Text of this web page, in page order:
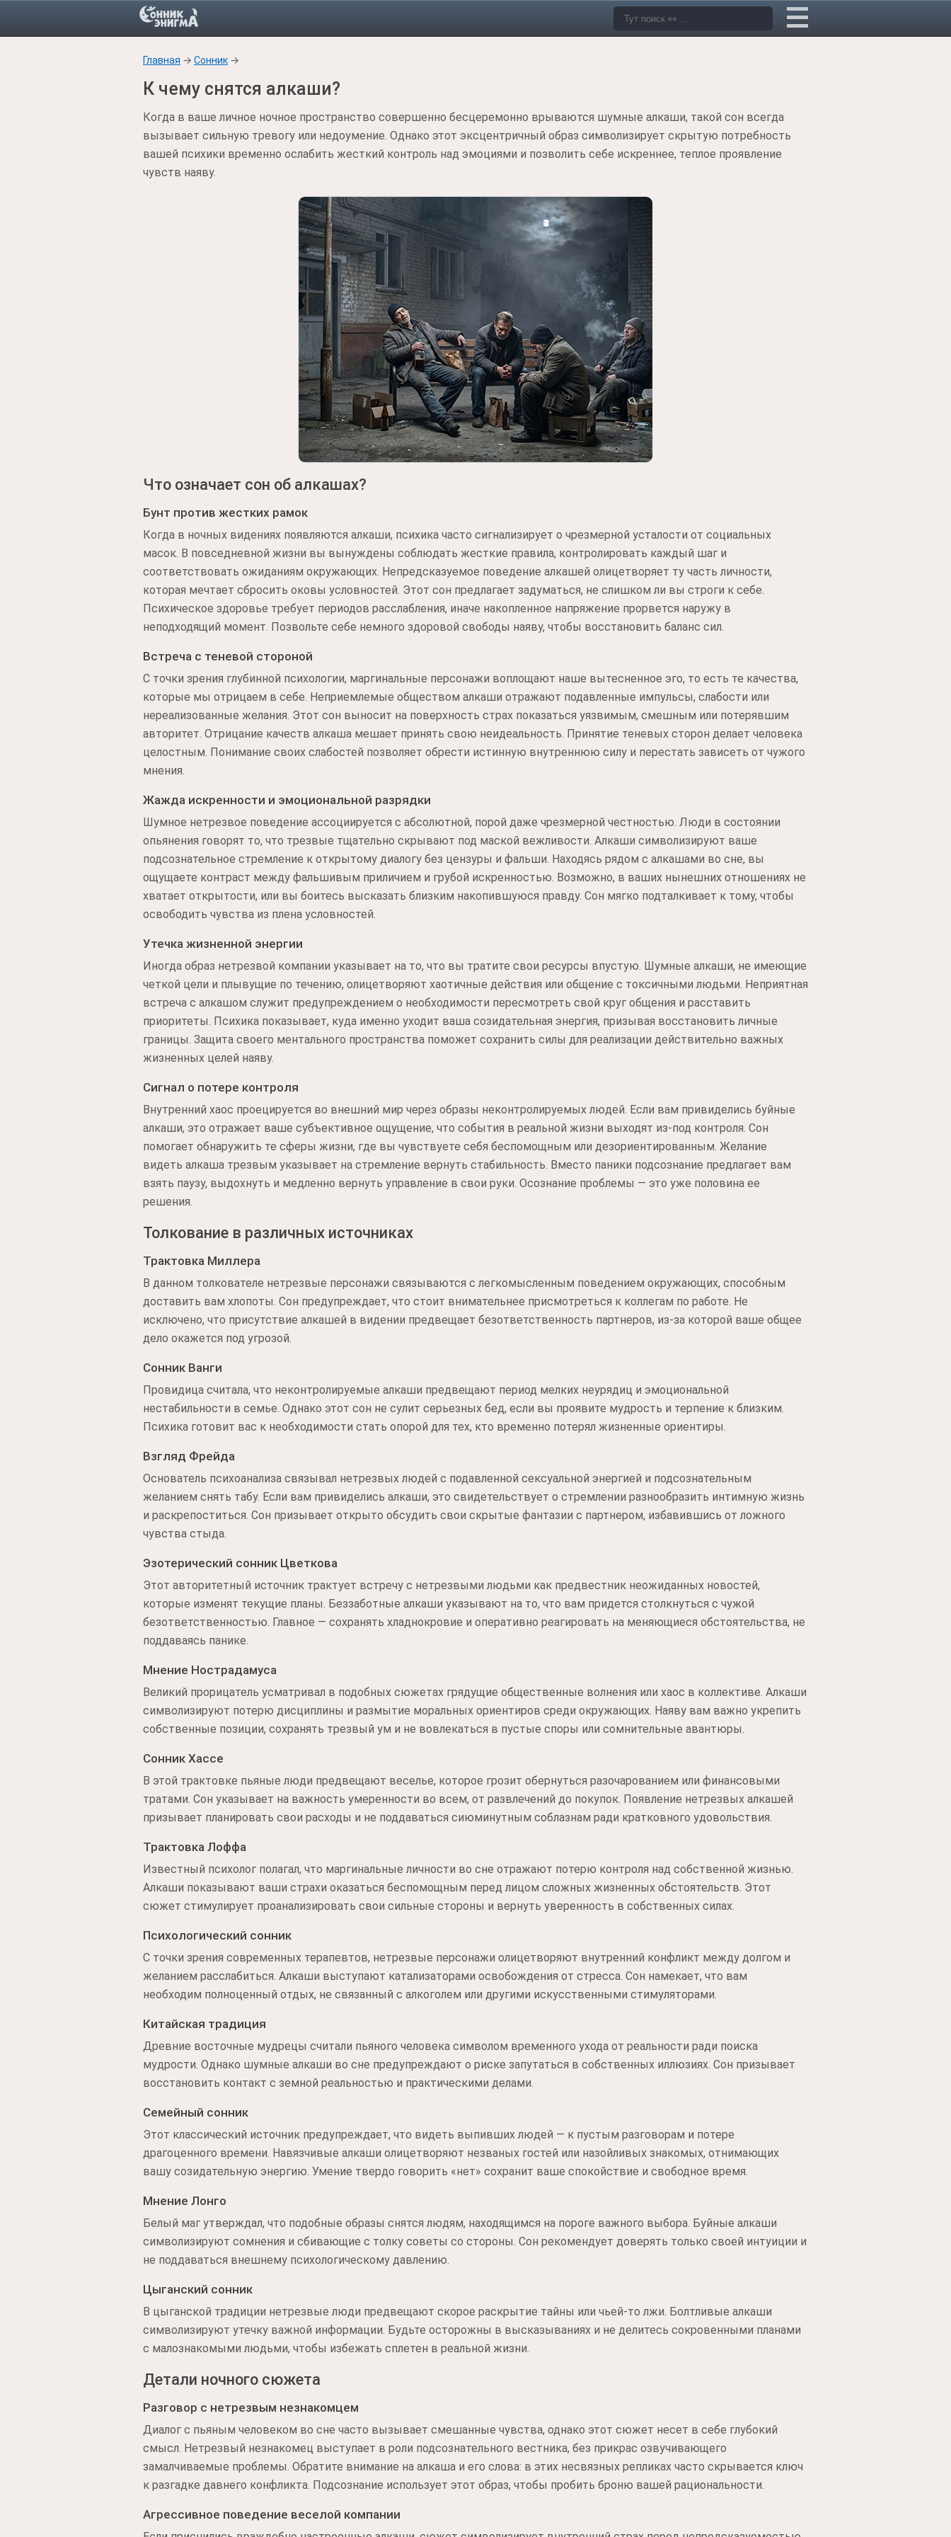
Главная → Сонник →
К чему снятся алкаши?
Когда в ваше личное ночное пространство совершенно бесцеремонно врываются шумные алкаши, такой сон всегда
вызывает сильную тревогу или недоумение. Однако этот эксцентричный образ символизирует скрытую потребность
вашей психики временно ослабить жесткий контроль над эмоциями и позволить себе искреннее, теплое проявление
чувств наяву.
Что означает сон об алкашах?
Бунт против жестких рамок
Когда в ночных видениях появляются алкаши, психика часто сигнализирует о чрезмерной усталости от социальных
масок. В повседневной жизни вы вынуждены соблюдать жесткие правила, контролировать каждый шаг и
соответствовать ожиданиям окружающих. Непредсказуемое поведение алкашей олицетворяет ту часть личности,
которая мечтает сбросить оковы условностей. Этот сон предлагает задуматься, не слишком ли вы строги к себе.
Психическое здоровье требует периодов расслабления, иначе накопленное напряжение прорвется наружу в
неподходящий момент. Позвольте себе немного здоровой свободы наяву, чтобы восстановить баланс сил.
Встреча с теневой стороной
С точки зрения глубинной психологии, маргинальные персонажи воплощают наше вытесненное эго, то есть те качества,
которые мы отрицаем в себе. Неприемлемые обществом алкаши отражают подавленные импульсы, слабости или
нереализованные желания. Этот сон выносит на поверхность страх показаться уязвимым, смешным или потерявшим
авторитет. Отрицание качеств алкаша мешает принять свою неидеальность. Принятие теневых сторон делает человека
целостным. Понимание своих слабостей позволяет обрести истинную внутреннюю силу и перестать зависеть от чужого
мнения.
Жажда искренности и эмоциональной разрядки
Шумное нетрезвое поведение ассоциируется с абсолютной, порой даже чрезмерной честностью. Люди в состоянии
опьянения говорят то, что трезвые тщательно скрывают под маской вежливости. Алкаши символизируют ваше
подсознательное стремление к открытому диалогу без цензуры и фальши. Находясь рядом с алкашами во сне, вы
ощущаете контраст между фальшивым приличием и грубой искренностью. Возможно, в ваших нынешних отношениях не
хватает открытости, или вы боитесь высказать близким накопившуюся правду. Сон мягко подталкивает к тому, чтобы
освободить чувства из плена условностей.
Утечка жизненной энергии
Иногда образ нетрезвой компании указывает на то, что вы тратите свои ресурсы впустую. Шумные алкаши, не имеющие
четкой цели и плывущие по течению, олицетворяют хаотичные действия или общение с токсичными людьми. Неприятная
встреча с алкашом служит предупреждением о необходимости пересмотреть свой круг общения и расставить
приоритеты. Психика показывает, куда именно уходит ваша созидательная энергия, призывая восстановить личные
границы. Защита своего ментального пространства поможет сохранить силы для реализации действительно важных
жизненных целей наяву.
Сигнал о потере контроля
Внутренний хаос проецируется во внешний мир через образы неконтролируемых людей. Если вам привиделись буйные
алкаши, это отражает ваше субъективное ощущение, что события в реальной жизни выходят из-под контроля. Сон
помогает обнаружить те сферы жизни, где вы чувствуете себя беспомощным или дезориентированным. Желание
видеть алкаша трезвым указывает на стремление вернуть стабильность. Вместо паники подсознание предлагает вам
взять паузу, выдохнуть и медленно вернуть управление в свои руки. Осознание проблемы — это уже половина ее
решения.
Толкование в различных источниках
Трактовка Миллера
В данном толкователе нетрезвые персонажи связываются с легкомысленным поведением окружающих, способным
доставить вам хлопоты. Сон предупреждает, что стоит внимательнее присмотреться к коллегам по работе. Не
исключено, что присутствие алкашей в видении предвещает безответственность партнеров, из-за которой ваше общее
дело окажется под угрозой.
Сонник Ванги
Провидица считала, что неконтролируемые алкаши предвещают период мелких неурядиц и эмоциональной
нестабильности в семье. Однако этот сон не сулит серьезных бед, если вы проявите мудрость и терпение к близким.
Психика готовит вас к необходимости стать опорой для тех, кто временно потерял жизненные ориентиры.
Взгляд Фрейда
Основатель психоанализа связывал нетрезвых людей с подавленной сексуальной энергией и подсознательным
желанием снять табу. Если вам привиделись алкаши, это свидетельствует о стремлении разнообразить интимную жизнь
и раскрепоститься. Сон призывает открыто обсудить свои скрытые фантазии с партнером, избавившись от ложного
чувства стыда.
Эзотерический сонник Цветкова
Этот авторитетный источник трактует встречу с нетрезвыми людьми как предвестник неожиданных новостей,
которые изменят текущие планы. Беззаботные алкаши указывают на то, что вам придется столкнуться с чужой
безответственностью. Главное — сохранять хладнокровие и оперативно реагировать на меняющиеся обстоятельства, не
поддаваясь панике.
Мнение Нострадамуса
Великий прорицатель усматривал в подобных сюжетах грядущие общественные волнения или хаос в коллективе. Алкаши
символизируют потерю дисциплины и размытие моральных ориентиров среди окружающих. Наяву вам важно укрепить
собственные позиции, сохранять трезвый ум и не вовлекаться в пустые споры или сомнительные авантюры.
Сонник Хассе
В этой трактовке пьяные люди предвещают веселье, которое грозит обернуться разочарованием или финансовыми
тратами. Сон указывает на важность умеренности во всем, от развлечений до покупок. Появление нетрезвых алкашей
призывает планировать свои расходы и не поддаваться сиюминутным соблазнам ради кратковного удовольствия.
Трактовка Лоффа
Известный психолог полагал, что маргинальные личности во сне отражают потерю контроля над собственной жизнью.
Алкаши показывают ваши страхи оказаться беспомощным перед лицом сложных жизненных обстоятельств. Этот
сюжет стимулирует проанализировать свои сильные стороны и вернуть уверенность в собственных силах.
Психологический сонник
С точки зрения современных терапевтов, нетрезвые персонажи олицетворяют внутренний конфликт между долгом и
желанием расслабиться. Алкаши выступают катализаторами освобождения от стресса. Сон намекает, что вам
необходим полноценный отдых, не связанный с алкоголем или другими искусственными стимуляторами.
Китайская традиция
Древние восточные мудрецы считали пьяного человека символом временного ухода от реальности ради поиска
мудрости. Однако шумные алкаши во сне предупреждают о риске запутаться в собственных иллюзиях. Сон призывает
восстановить контакт с земной реальностью и практическими делами.
Семейный сонник
Этот классический источник предупреждает, что видеть выпивших людей — к пустым разговорам и потере
драгоценного времени. Навязчивые алкаши олицетворяют незваных гостей или назойливых знакомых, отнимающих
вашу созидательную энергию. Умение твердо говорить «нет» сохранит ваше спокойствие и свободное время.
Мнение Лонго
Белый маг утверждал, что подобные образы снятся людям, находящимся на пороге важного выбора. Буйные алкаши
символизируют сомнения и сбивающие с толку советы со стороны. Сон рекомендует доверять только своей интуиции и
не поддаваться внешнему психологическому давлению.
Цыганский сонник
В цыганской традиции нетрезвые люди предвещают скорое раскрытие тайны или чьей-то лжи. Болтливые алкаши
символизируют утечку важной информации. Будьте осторожны в высказываниях и не делитесь сокровенными планами
с малознакомыми людьми, чтобы избежать сплетен в реальной жизни.
Детали ночного сюжета
Разговор с нетрезвым незнакомцем
Диалог с пьяным человеком во сне часто вызывает смешанные чувства, однако этот сюжет несет в себе глубокий
смысл. Нетрезвый незнакомец выступает в роли подсознательного вестника, без прикрас озвучивающего
замалчиваемые проблемы. Обратите внимание на алкаша и его слова: в этих несвязных репликах часто скрывается ключ
к разгадке давнего конфликта. Подсознание использует этот образ, чтобы пробить броню вашей рациональности.
Агрессивное поведение веселой компании